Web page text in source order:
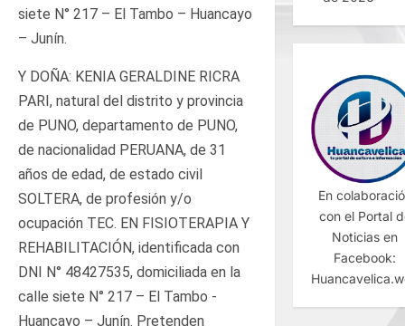
siete N° 217 – El Tambo – Huancayo
– Junín.
Y DOÑA: KENIA GERALDINE RICRA
PARI, natural del distrito y provincia
de PUNO, departamento de PUNO,
de nacionalidad PERUANA, de 31
años de edad, de estado civil
SOLTERA, de profesión y/o
ocupación TEC. EN FISIOTERAPIA Y
REHABILITACIÓN, identificada con
DNI N° 48427535, domiciliada en la
calle siete N° 217 – El Tambo -
Huancayo – Junín. Pretenden
En
con el Portal
Noticias en
Facebook: